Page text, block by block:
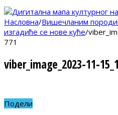
Насловна/Вишечланим
изгадиће се нове куће/
771
viber_image_2023-11-
Подели